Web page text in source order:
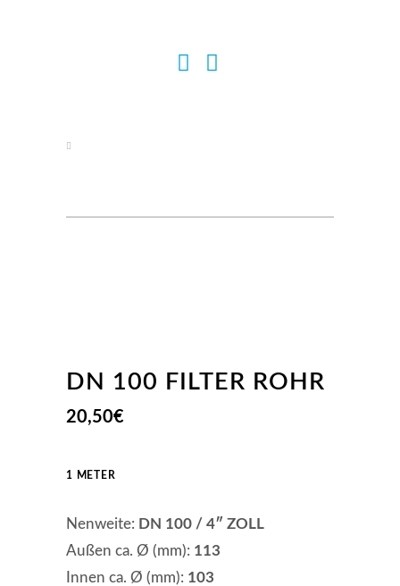
DN 100 FILTER ROHR
20,50€
1 METER
Nenweite: DN 100 / 4″ ZOLL
Außen ca. Ø (mm): 113
Innen ca. Ø (mm): 103